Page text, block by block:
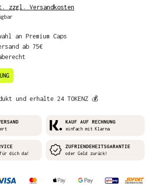
zzgl. Versandkosten
an Premium Caps
ab 75€
und erhalte 24 TOKENZ 💰
KAUF AUF RECHNUNG
einfach mit Klarna
dich da!
ZUFRIENDEHEITSGARANTIE
oder Geld zurück!